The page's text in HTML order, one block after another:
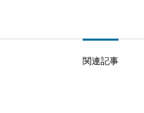
関連記事